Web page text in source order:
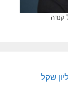
קנדה
מבטחים משקיעה 88 מיליון שקל